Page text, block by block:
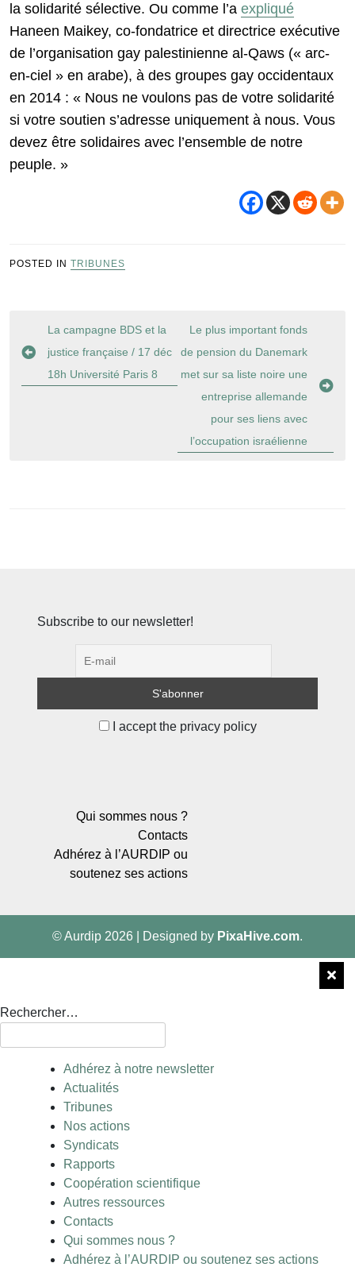
la solidarité sélective. Ou comme l’a expliqué
Haneen Maikey, co-fondatrice et directrice exécutive
de l’organisation gay palestinienne al-Qaws (« arc-
en-ciel » en arabe), à des groupes gay occidentaux
en 2014 : « Nous ne voulons pas de votre solidarité
si votre soutien s’adresse uniquement à nous. Vous
devez être solidaires avec l’ensemble de notre
peuple. »
POSTED IN TRIBUNES
Navigation
de
l’article
La campagne BDS et la
justice française / 17 déc
18h Université Paris 8
Le plus important fonds
de pension du Danemark
met sur sa liste noire une
entreprise allemande
pour ses liens avec
l’occupation israélienne
Subscribe to our newsletter!
I accept the privacy policy
Qui sommes nous ?
Contacts
Adhérez à l’AURDIP ou
soutenez ses actions
© Aurdip 2026 Designed by PixaHive.com.
Rechercher…
Adhérez à notre newsletter
Actualités
Tribunes
Nos actions
Syndicats
Rapports
Coopération scientifique
Autres ressources
Contacts
Qui sommes nous ?
Adhérez à l’AURDIP ou soutenez ses actions